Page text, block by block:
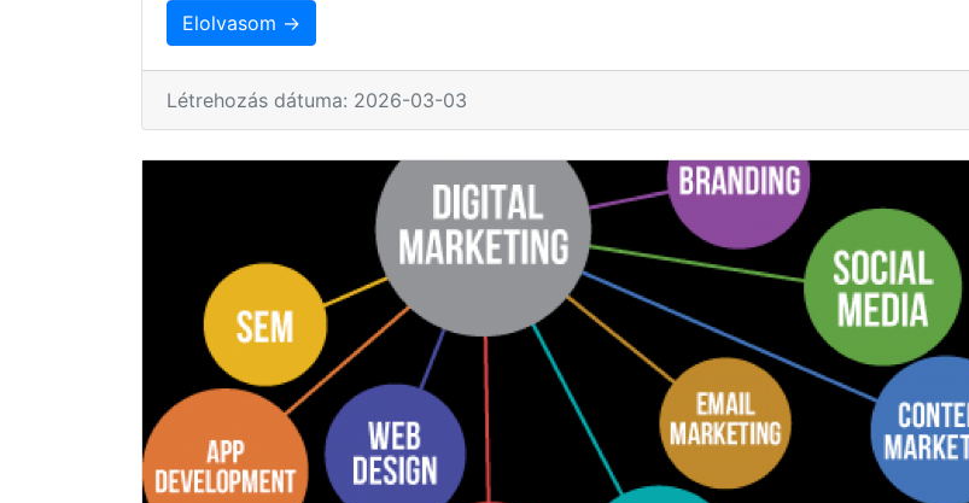
Elolvasom →
Létrehozás dátuma: 2026-03-03